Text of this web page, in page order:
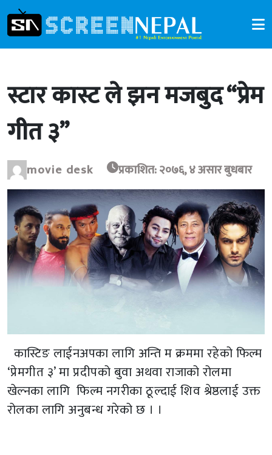
स्टार कास्ट ले झन मजबुद “प्रेम
गीत ३”
movie desk प्रकाशित: २०७६, ४ असार बुधबार
कास्टिङ लाईनअपका लागि अन्ति म क्रममा रहेको फिल्म
‘प्रेमगीत ३’ मा प्रदीपको बुवा अथवा राजाको रोलमा
खेल्नका लागि फिल्म नगरीका ठूल्दाई शिव श्रेष्ठलाई उक्त
रोलका लागि अनुबन्ध गरेको छ । ।